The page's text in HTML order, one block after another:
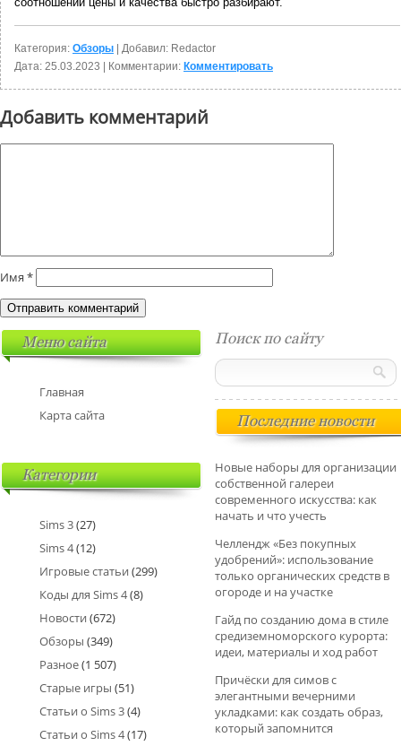
Категория: Обзоры | Добавил: Redactor
Дата: 25.03.2023 | Комментарии: Комментировать
Добавить комментарий
Имя *
Меню сайта
Главная
Карта сайта
Категории
Sims 3(27)
Sims 4(12)
Игровые статьи (299)
Коды для Sims 4(8)
Новости (672)
Обзоры (349)
Разное(1 507)
Старые игры (51)
Статьи о Sims 3(4)
Статьи о Sims 4(17)
Поиск по сайту
Последние новости
Новые наборы для организации
собственной галереи
современного искусства: как
начать и что учесть
Челлендж «Без покупных
удобрений»: использование
только органических средств в
огороде и на участке
Гайд по созданию дома в стиле
средиземноморского курорта:
идеи, материалы и ход работ
Причёски для симов с
элегантными вечерними
укладками: как создать образ,
который запомнится